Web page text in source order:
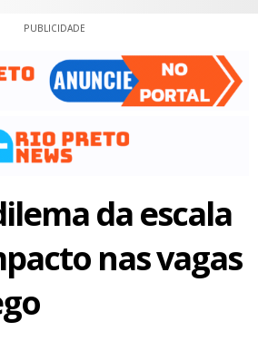
PUBLICIDADE
da escala
nas vagas